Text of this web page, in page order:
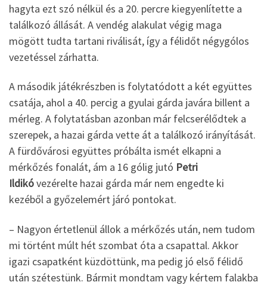
hagyta ezt szó nélkül és a 20. percre kiegyenlítette a
találkozó állását. A vendég alakulat végig maga
mögött tudta tartani riválisát, így a félidőt négygólos
vezetéssel zárhatta.
A második játékrészben is folytatódott a két együttes
csatája, ahol a 40. percig a gyulai gárda javára billent a
mérleg. A folytatásban azonban már felcserélődtek a
szerepek, a hazai gárda vette át a találkozó irányítását.
A fürdővárosi együttes próbálta ismét elkapni a
mérkőzés fonalát, ám a 16 gólig jutó Petri
Ildikóvezérelte hazai gárda már nem engedte ki
kezéből a győzelemért járó pontokat.
– Nagyon értetlenül állok a mérkőzés után, nem tudom
mi történt múlt hét szombat óta a csapattal. Akkor
igazi csapatként küzdöttünk, ma pedig jó első félidő
után szétestünk. Bármit mondtam vagy kértem falakba